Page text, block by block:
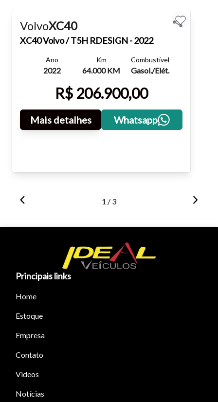
VolvoXC40
XC40Volvo / T5H RDESIGN - 2022
Ano
2022
Km
64.000 KM
Combustível
Gasol./Elét.
R$ 206.900,00
Mais detalhes Whatsapp
1 / 3
Principais links
Home
Estoque
Empresa
Contato
Videos
Notícias